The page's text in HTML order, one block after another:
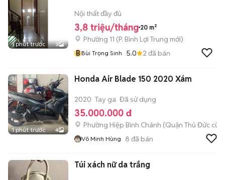
1 phút trước 3
Nội thất đầy đủ
3,8 triệu/tháng 20 m²
Phường 11 (P. Bình Lợi Trung mới)
BBùi Trọng Sinh 5.0 2 đã bán
1 phút trước 4
Honda Air Blade 150 2020 Xám
2020 Tay ga Đã sử dụng
35.000.000 đ
Phường Hiệp Bình Chánh (Quận Thủ Đức cũ)
Võ Minh Hùng 8 đã bán
Túi xách nữ da trắng